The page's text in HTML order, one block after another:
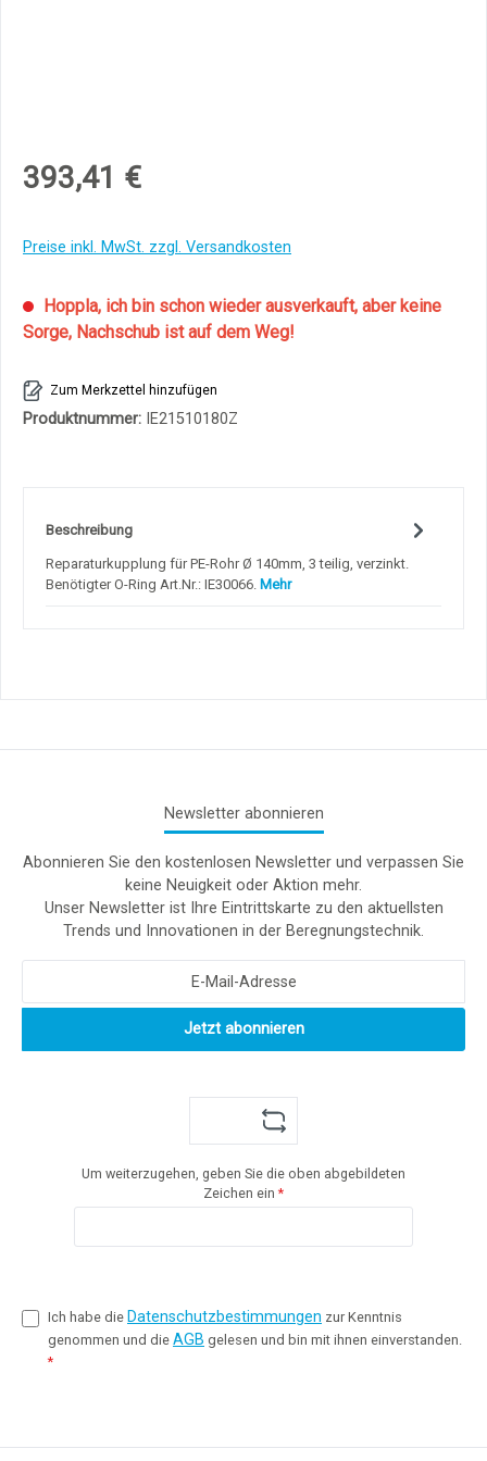
393,41 €
Preise inkl. MwSt. zzgl. Versandkosten
Hoppla, ich bin schon wieder ausverkauft, aber keine
Sorge, Nachschub ist auf dem Weg!
Zum Merkzettel hinzufügen
Produktnummer: IE21510180Z
Beschreibung
Reparaturkupplung für PE-Rohr Ø 140mm, 3 teilig, verzinkt.
Benötigter O-Ring Art.Nr.: IE30066. Mehr
Newsletter abonnieren
Abonnieren Sie den kostenlosen Newsletter und verpassen Sie
keine Neuigkeit oder Aktion mehr.
Unser Newsletter ist Ihre Eintrittskarte zu den aktuellsten
Trends und Innovationen in der Beregnungstechnik.
Jetzt abonnieren
Um weiterzugehen, geben Sie die oben abgebildeten
Zeichen ein *
Ich habe die Datenschutzbestimmungen zur Kenntnis
genommen und die AGB gelesen und bin mit ihnen einverstanden.
*